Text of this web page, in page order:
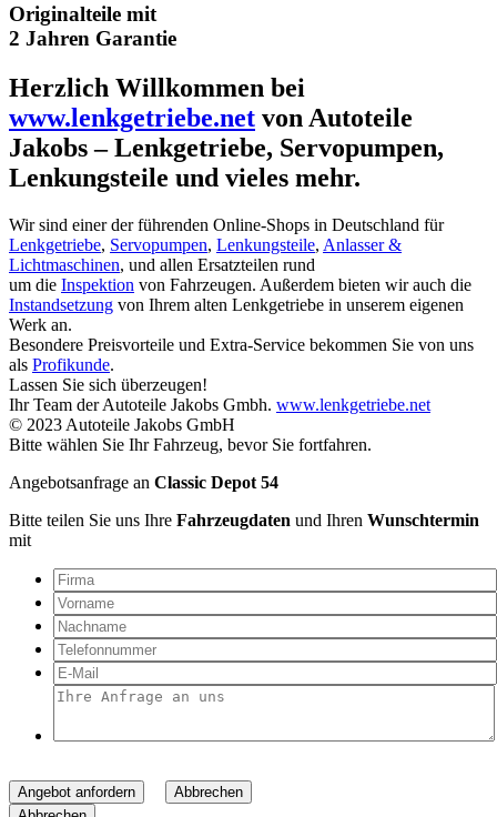
Originalteile mit
2 Jahren Garantie
Herzlich Willkommen bei
www.lenkgetriebe.net von Autoteile
Jakobs – Lenkgetriebe, Servopumpen,
Lenkungsteile und vieles mehr.
Wir sind einer der führenden Online-Shops in Deutschland für
Lenkgetriebe, Servopumpen, Lenkungsteile, Anlasser &
Lichtmaschinen, und allen Ersatzteilen rund
um die Inspektion von Fahrzeugen. Außerdem bieten wir auch die
Instandsetzung von Ihrem alten Lenkgetriebe in unserem eigenen
Werk an.
Besondere Preisvorteile und Extra-Service bekommen Sie von uns
als Profikunde.
Lassen Sie sich überzeugen!
Ihr Team der Autoteile Jakobs Gmbh. www.lenkgetriebe.net
© 2023 Autoteile Jakobs GmbH
Bitte wählen Sie Ihr Fahrzeug, bevor Sie fortfahren.
Angebotsanfrage an Classic Depot 54
Bitte teilen Sie uns Ihre Fahrzeugdaten und Ihren Wunschtermin
mit
Angebot anfordern
Abbrechen